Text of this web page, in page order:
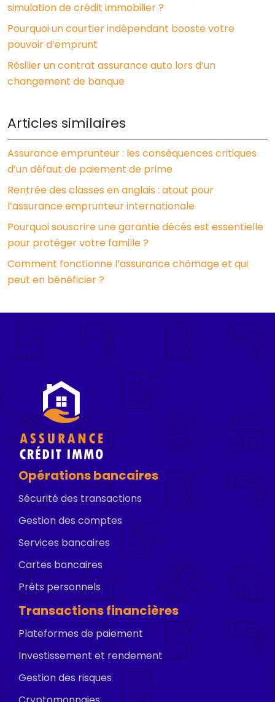
simulation de crédit immobilier ?
Pourquoi un courtier indépendant booste votre
pouvoir d’emprunt
Résilier un contrat assurance auto lors d’un
changement de banque
Articles similaires
Assurance emprunteur : les conséquences critiques
d’un défaut de paiement de prime
Rentrée des classes en anglais : atout pour
l’assurance emprunteur internationale
Pourquoi souscrire une garantie décès est essentielle
pour protéger votre famille ?
Comment fonctionne l’assurance chômage et qui
peut en bénéficier ?
Opérations bancaires
Sécurité des transactions
Gestion des comptes
Services bancaires
Cartes bancaires
Prêts personnels
Transactions financières
Plateformes de paiement
Investissement et rendement
Gestion des risques